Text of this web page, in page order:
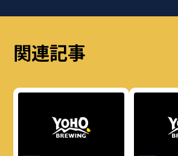
関連記事